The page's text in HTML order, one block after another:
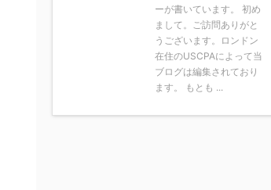
ーが書いています。 初め
まして。ご訪問ありがと
うございます。ロンドン
在住のUSCPAによって当
ブログは編集されており
ます。 もとも ...